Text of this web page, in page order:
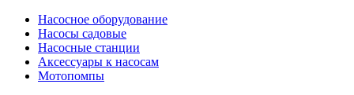
Насосное оборудование
Насосы садовые
Насосные станции
Аксессуары к насосам
Мотопомпы